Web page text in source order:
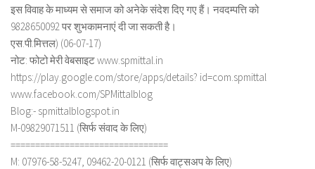
इस विवाह के माध्यम से समाज को अनेके संदेश दिए गए हैं। नवदम्पत्ति को
9828650092 पर शुभकामनाएं दी जा सकती है।
एस.पी.मित्तल) (06-07-17)
नोट: फोटो मेरी वेबसाइट www.spmittal.in
https://play.google.com/store/apps/details? id=com.spmittal
www.facebook.com/SPMittalblog
Blog:- spmittalblogspot.in
M-09829071511 (सिर्फ संवाद के लिए)
================================
M: 07976-58-5247, 09462-20-0121 (सिर्फ वाट्सअप के लिए)